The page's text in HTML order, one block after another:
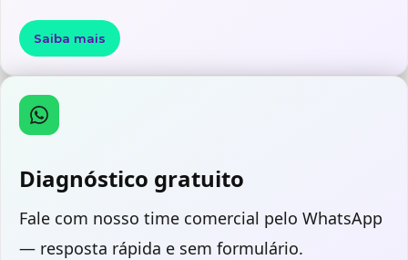
Saiba mais
Diagnóstico gratuito
Fale com nosso time comercial pelo WhatsApp
— resposta rápida e sem formulário.